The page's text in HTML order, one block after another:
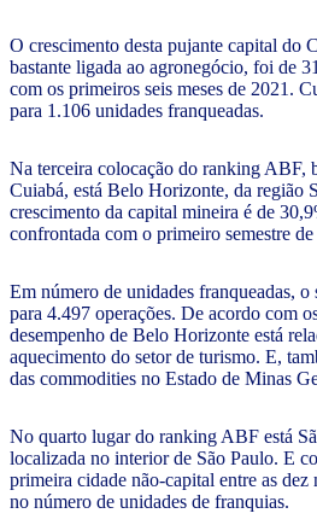
O crescimento desta pujante capital do
bastante ligada ao agronegócio, foi de
com os primeiros seis meses de 2021.
para 1.106 unidades franqueadas.
Na terceira colocação do ranking ABF,
Cuiabá, está Belo Horizonte, da região
crescimento da capital mineira é de
confrontada com o primeiro semestre
Em número de unidades franqueadas,
para 4.497 operações. De acordo com
desempenho de Belo Horizonte está
aquecimento do setor de turismo. E,
das commodities no Estado de Minas
No quarto lugar do ranking ABF está
localizada no interior de São Paulo. E
primeira cidade não-capital entre as dez
no número de unidades de franquias.